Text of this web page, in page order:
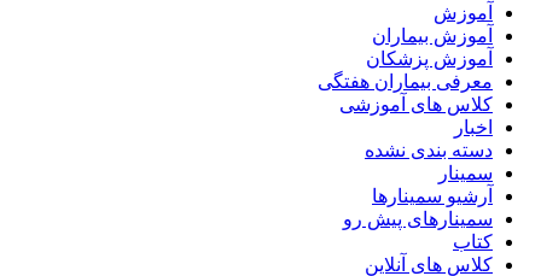
آموزش
آموزش بیماران
آموزش پزشکان
معرفی بیماران هفتگی
کلاس های آموزشی
اخبار
دسته بندی نشده
سمینار
آرشیو سمینارها
سمینارهای پیش رو
کتاب
کلاس های آنلاین